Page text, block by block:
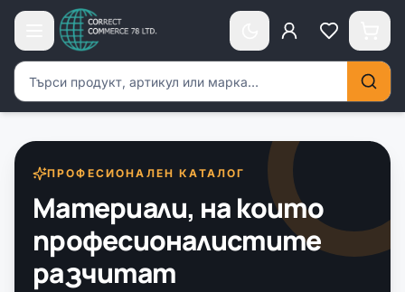
Търсене на продукти
ПРОФЕСИОНАЛЕН КАТАЛОГ
Материали, на които
професионалистите
разчитат